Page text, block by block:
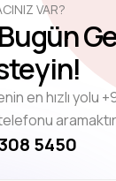
VAR?
en hızlı yolu
5450